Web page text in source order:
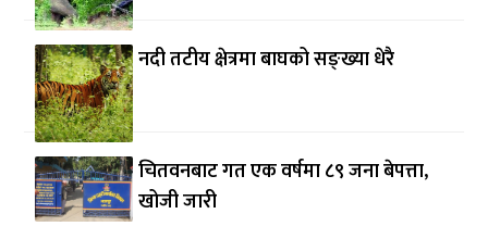
नदी तटीय क्षेत्रमा बाघको सङ्ख्या धेरै
चितवनबाट गत एक वर्षमा ८९ जना बेपत्ता,
खोजी जारी